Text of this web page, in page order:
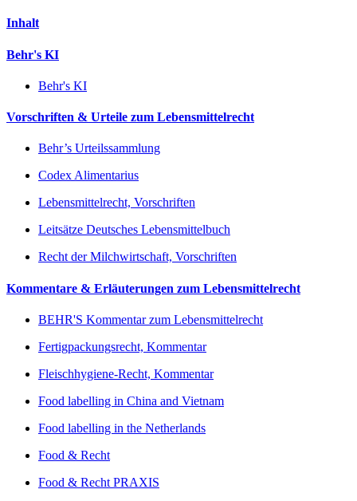
Inhalt
Behr's KI
Behr's KI
Vorschriften & Urteile zum Lebensmittelrecht
Behr’s Urteilssammlung
Codex Alimentarius
Lebensmittelrecht, Vorschriften
Leitsätze Deutsches Lebensmittelbuch
Recht der Milchwirtschaft, Vorschriften
Kommentare & Erläuterungen zum Lebensmittelrecht
BEHR'S Kommentar zum Lebensmittelrecht
Fertigpackungsrecht, Kommentar
Fleischhygiene-Recht, Kommentar
Food labelling in China and Vietnam
Food labelling in the Netherlands
Food & Recht
Food & Recht PRAXIS